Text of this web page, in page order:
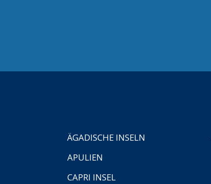
ÄGADISCHE INSELN
APULIEN
CAPRI INSEL